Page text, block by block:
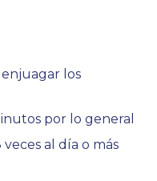
los
por lo general
al día o más